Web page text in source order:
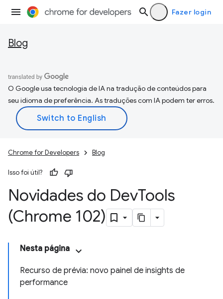
Fazer login
Blog
O Google usa tecnologia de IA na tradução de conteúdos para
seu idioma de preferência. As traduções com IA podem ter erros.
Chrome for Developers Blog
Isso foi útil?
Novidades do DevTools
(Chrome 102)
Nesta página
Recurso de prévia: novo painel de insights de
performance